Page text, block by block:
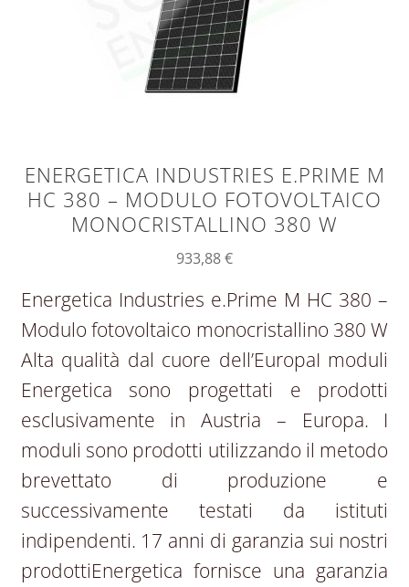
ENERGETICA INDUSTRIES E.PRIME M
HC 380 – MODULO FOTOVOLTAICO
MONOCRISTALLINO 380 W
933,88€
Energetica Industries e.Prime M HC 380 –
Modulo fotovoltaico monocristallino 380 W
Alta qualità dal cuore dell’EuropaI moduli
Energetica sono progettati e prodotti
esclusivamente in Austria – Europa. I
moduli sono prodotti utilizzando il metodo
brevettato di produzione e
successivamente testati da istituti
indipendenti. 17 anni di garanzia sui nostri
prodottiEnergetica fornisce una garanzia